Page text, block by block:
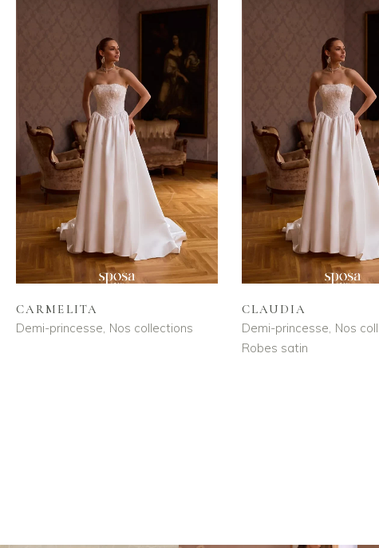
CARMELITA
Demi-princesse Nos collections
CLAUDIA
Demi-princesse Nos
Robes satin